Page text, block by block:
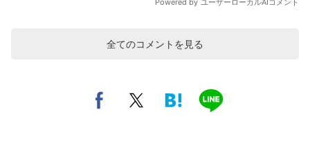
全てのコメントを見る